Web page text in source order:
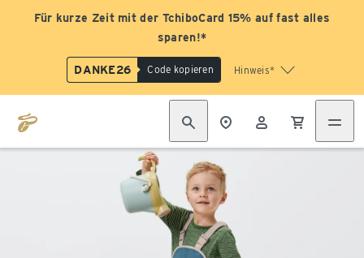
Für kurze Zeit mit der TchiboCard 15% auf fast alles
sparen!*
DANKE26 Code kopieren Hinweis*